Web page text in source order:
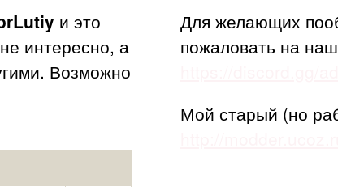
и это
интересно, а
Возможно
Для желающих
пожаловать на
Мой старый (но